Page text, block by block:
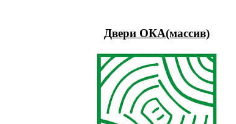
Двери ОКА(массив)